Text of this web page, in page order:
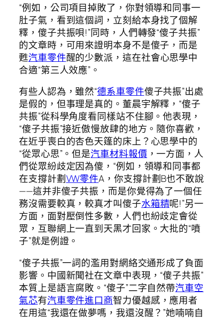
“例如，公司項目掉敗了，你對領導和同事一
肚子氣，看到這個詞，立刻給本身找了個解
釋，傻子共振唄!”同時，人們轉發“傻子共振”
的文章時，可用來證明本身不是傻子，而是
甦汽車零件醒的少數派，這在社會心思學中
合適“第三人效應”。
有些人認為，雖然“德系車零件傻子共振”出處
是假的，但事理是真的。董晨宇解釋，“傻子
共振”從科學角度看同樣站不住腳。他表現，
“傻子共振”接近傲慢放肆的地方。隨你喜歡，
在近乎喪白的杏色天篷的床上？心思學中的
“從眾心思”。但是汽車材料報價 ，一方面，人
們從眾紛歧定因為傻，“例如，領導和同事都
在支撐計劃VW零件A，你支撐計劃B也不敢說
——這并非傻子共振，而是你覺得為了一個任
務沒需要較真，較真才叫傻子水箱精呢!”另一
方面，面對壓倒性多數，人們也紛歧定會從
眾，互聯網上一直到天黑才回家。大批的“噴
子”就是例證。
“傻子共振”一詞的濫用對網絡交通形成了負面
影響。中國新聞社在文章中表現，“傻子共振”
本質上是語言腐敗。“傻子”二字自然帶汽車空
氣芯有汽車零件進口商智力優越感，應用者
在用這“我還在做夢嗎，我還沒醒？”她喃喃自